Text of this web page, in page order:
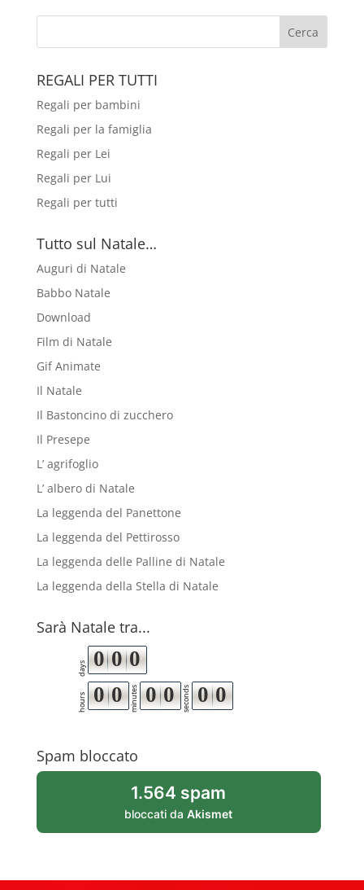
REGALI PER TUTTI
Regali per bambini
Regali per la famiglia
Regali per Lei
Regali per Lui
Regali per tutti
Tutto sul Natale…
Auguri di Natale
Babbo Natale
Download
Film di Natale
Gif Animate
Il Natale
Il Bastoncino di zucchero
Il Presepe
L’ agrifoglio
L’ albero di Natale
La leggenda del Panettone
La leggenda del Pettirosso
La leggenda delle Palline di Natale
La leggenda della Stella di Natale
Sarà Natale tra...
days 0 0 0
hours 0 0 minutes 0 0 seconds 0 0
Spam bloccato
1.564 spam
bloccati daAkismet